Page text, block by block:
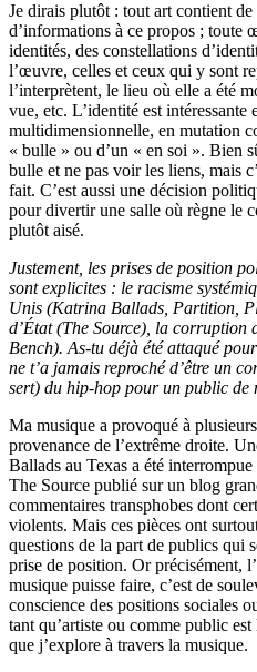
Je dirais plutôt : tout art contient de
d’informations à ce propos ; toute
identités, des constellations
l’œuvre, celles et ceux qui y sont
l’interprètent, le lieu où elle a été
vue, etc. L’identité est intéressante
multidimensionnelle, en mutation
« bulle » ou d’un « en soi ». Bien
bulle et ne pas voir les liens, mais
fait. C’est aussi une décision
pour divertir une salle où règne le
plutôt aisé.
Justement, les prises de position
sont explicites : le racisme
Unis (Katrina Ballads, Partition,
d’État (The Source), la corruption
Bench). As-tu déjà été attaqué
ne t’a jamais reproché d’être un
sert) du hip-hop pour un public de
Ma musique a provoqué à
provenance de l’extrême droite.
Ballads au Texas a été
The Source publié sur un blog
commentaires transphobes dont
violents. Mais ces pièces ont
questions de la part de publics qui
prise de position. Or précisément,
musique puisse faire, c’est de
conscience des positions sociales
tant qu’artiste ou comme public
que j’explore à travers la musique.